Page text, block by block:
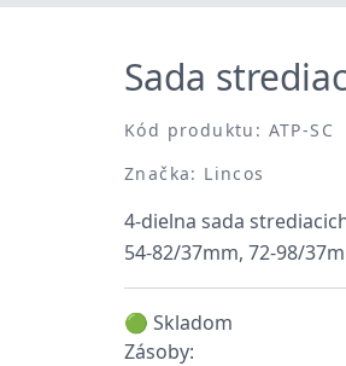
Sada
Kód produktu: ATP-SC
Značka: Lincos
4-dielna sada
54-82/37mm, 72-98/
🟢 Skladom
Zásoby: